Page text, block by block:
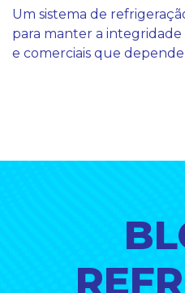
Um sistema de
para manter a integridade
e comerciais que